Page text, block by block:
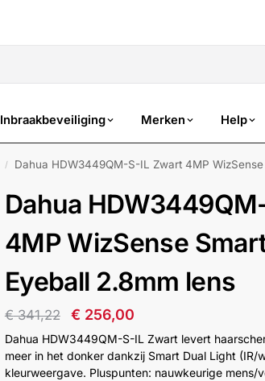
Inbraakbeveiliging Merken Help
/ Dahua HDW3449QM-S-IL Zwart 4MP
Dahua
4MP WizSense
Eyeball 2.8mm lens
€341,22 € 256,00
Dahua HDW3449QM-S-IL Zwart levert
meer in het donker dankzij Smart Dual Light
kleurweergave. Pluspunten: nauwkeurige